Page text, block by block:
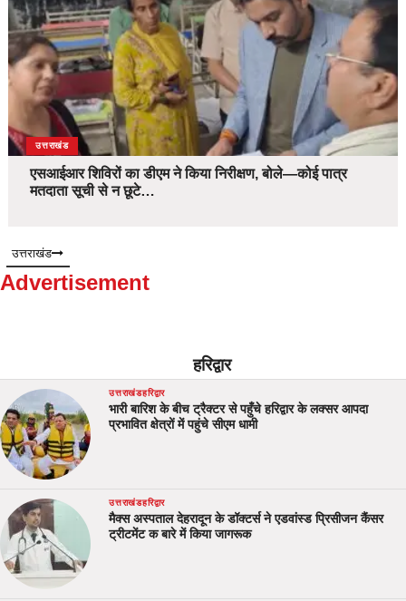
उत्तराखंड
एसआईआर शिविरों का डीएम ने किया निरीक्षण, बोले—कोई पात्र
मतदाता सूची से न छूटे…
उत्तराखंड
Advertisement
हरिद्वार
उत्तराखंडहरिद्वार
भारी बारिश के बीच ट्रैक्टर से पहुँचे हरिद्वार के लक्सर आपदा
प्रभावित क्षेत्रों में पहुंचे सीएम धामी
उत्तराखंडहरिद्वार
मैक्स अस्पताल देहरादून के डॉक्टर्स ने एडवांस्ड प्रिसीजन कैंसर
ट्रीटमेंट क बारे में किया जागरूक